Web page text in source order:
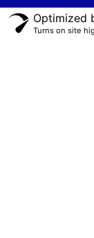
Optimized
Turns on site